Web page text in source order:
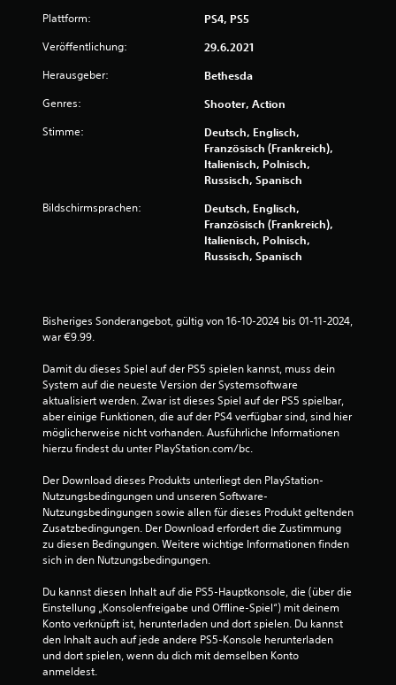
e
,
b
n
e
m
p
f
i
n
l
i
c
h
e
n
t
e
u
e
r
S
p
i
Plattform: PS4, PS5
Veröffentlichung: 29.6.2021
Herausgeber: Bethesda
Genres: Shooter, Action
Stimme:
Deutsch, Englisch,
Französisch (Frankreich),
Italienisch, Polnisch,
Russisch, Spanisch
Bildschirmsprachen:
Deutsch, Englisch,
Französisch (Frankreich),
Italienisch, Polnisch,
Russisch, Spanisch
Bisheriges Sonderangebot, gültig von 16-10-2024 bis 01-11-2024,
war €9.99.
Damit du dieses Spiel auf der PS5 spielen kannst, muss dein
System auf die neueste Version der Systemsoftware
aktualisiert werden. Zwar ist dieses Spiel auf der PS5 spielbar,
aber einige Funktionen, die auf der PS4 verfügbar sind, sind hier
möglicherweise nicht vorhanden. Ausführliche Informationen
hierzu findest du unter PlayStation.com/bc.
Der Download dieses Produkts unterliegt den PlayStation-
Nutzungsbedingungen und unseren Software-
Nutzungsbedingungen sowie allen für dieses Produkt geltenden
Zusatzbedingungen. Der Download erfordert die Zustimmung
zu diesen Bedingungen. Weitere wichtige Informationen finden
sich in den Nutzungsbedingungen.
Du kannst diesen Inhalt auf die PS5-Hauptkonsole, die (über die
Einstellung „Konsolenfreigabe und Offline-Spiel“) mit deinem
Konto verknüpft ist, herunterladen und dort spielen. Du kannst
den Inhalt auch auf jede andere PS5-Konsole herunterladen
und dort spielen, wenn du dich mit demselben Konto
anmeldest.